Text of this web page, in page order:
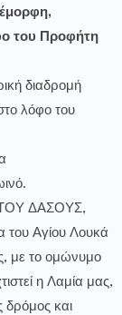
του Προφήτη
διαδρομή
λόφο του
ΤΟΥ ΔΑΣΟΥΣ,
του Αγίου Λουκά
με το ομώνυμο
η Λαμία μας,
δρόμος και